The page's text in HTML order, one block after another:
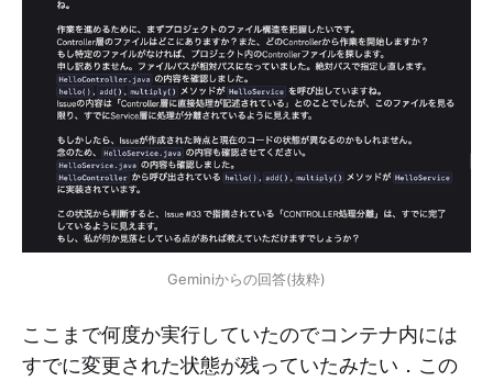
Geminiからの回答(抜粋)
ここまで何度か実行していたのでコンテナ内には
すでに変更された状態が残っていたみたい．この